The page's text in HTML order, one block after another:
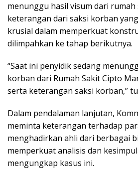
menunggu hasil visum dari
keterangan dari saksi korban
krusial dalam memperkuat
dilimpahkan ke tahap berikutnya.
“Saat ini penyidik sedang
korban dari Rumah Sakit Cipto
serta keterangan saksi korban,”
Dalam pendalaman lanjutan,
meminta keterangan terhadap
menghadirkan ahli dari berbagai
memperkuat analisis dan
mengungkap kasus ini.